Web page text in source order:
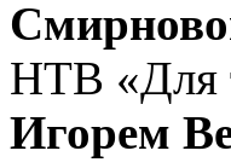
НТВ «Для
Игорем